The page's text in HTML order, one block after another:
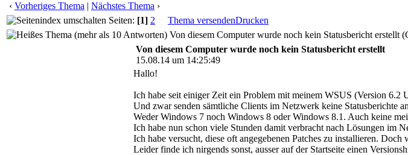
‹ Vorheriges Thema | Nächstes Thema ›
Seiten: [1] 2 Thema versendenDrucken
Von diesem Computer wurde noch kein Statusbericht erstellt
Von diesem Computer wurde noch kein Statusbericht erstellt
15.08.14 um 14:25:49
Hallo!
Ich habe seit einiger Zeit ein Problem mit meinem WSUS (Version 6.2
Und zwar senden sämtliche Clients im Netzwerk keine Statusberichte
Weder Windows 7 noch Windows 8 oder Windows 8.1. Auch keine
Ich habe nun schon viele Stunden damit verbracht nach Lösungen im
Ich habe versucht, diese oft angegebenen Patches zu installieren.
Leider finde ich nirgends sonst, ausser auf der Startseite einen